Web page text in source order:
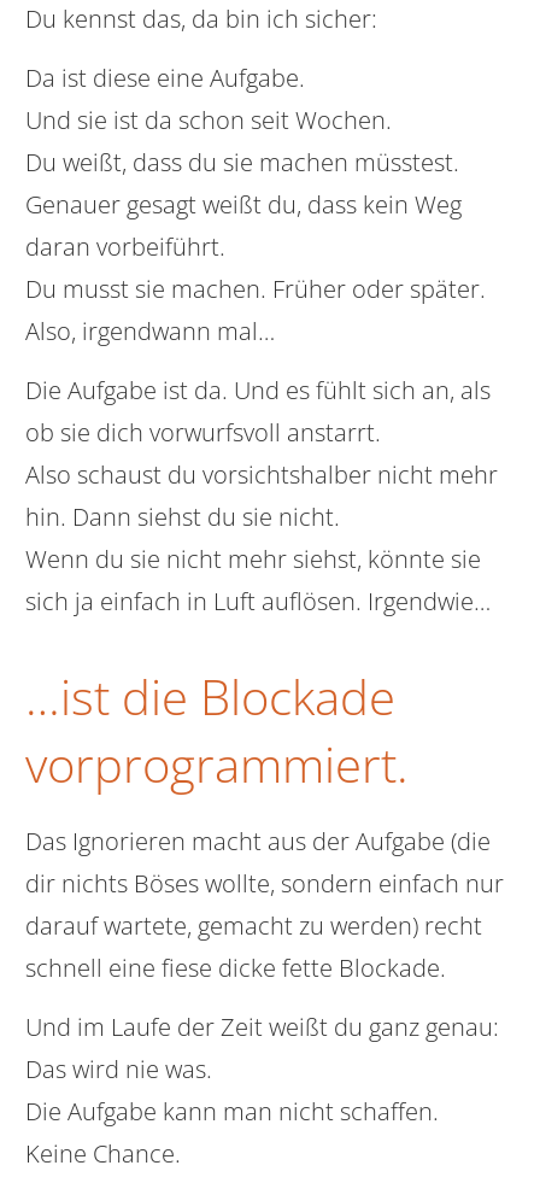
Du kennst das, da bin ich sicher:
Da ist diese eine Aufgabe.
Und sie ist da schon seit Wochen.
Du weißt, dass du sie machen müsstest.
Genauer gesagt weißt du, dass kein Weg
daran vorbeiführt.
Du musst sie machen. Früher oder später.
Also, irgendwann mal…
Die Aufgabe ist da. Und es fühlt sich an, als
ob sie dich vorwurfsvoll anstarrt.
Also schaust du vorsichtshalber nicht mehr
hin. Dann siehst du sie nicht.
Wenn du sie nicht mehr siehst, könnte sie
sich ja einfach in Luft auflösen. Irgendwie…
…ist die Blockade
vorprogrammiert.
Das Ignorieren macht aus der Aufgabe (die
dir nichts Böses wollte, sondern einfach nur
darauf wartete, gemacht zu werden) recht
schnell eine fiese dicke fette Blockade.
Und im Laufe der Zeit weißt du ganz genau:
Das wird nie was.
Die Aufgabe kann man nicht schaffen.
Keine Chance.